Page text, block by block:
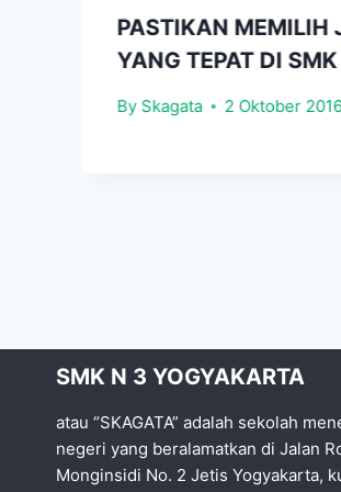
PASTIKAN MEMILIH
YANG TEPAT DI SMK
By Skagata 2 Oktober
SMK N 3 YOGYAKARTA
atau “SKAGATA” adalah sekolah
negeri yang beralamatkan di Jalan
Monginsidi No. 2 Jetis Yogyakarta,